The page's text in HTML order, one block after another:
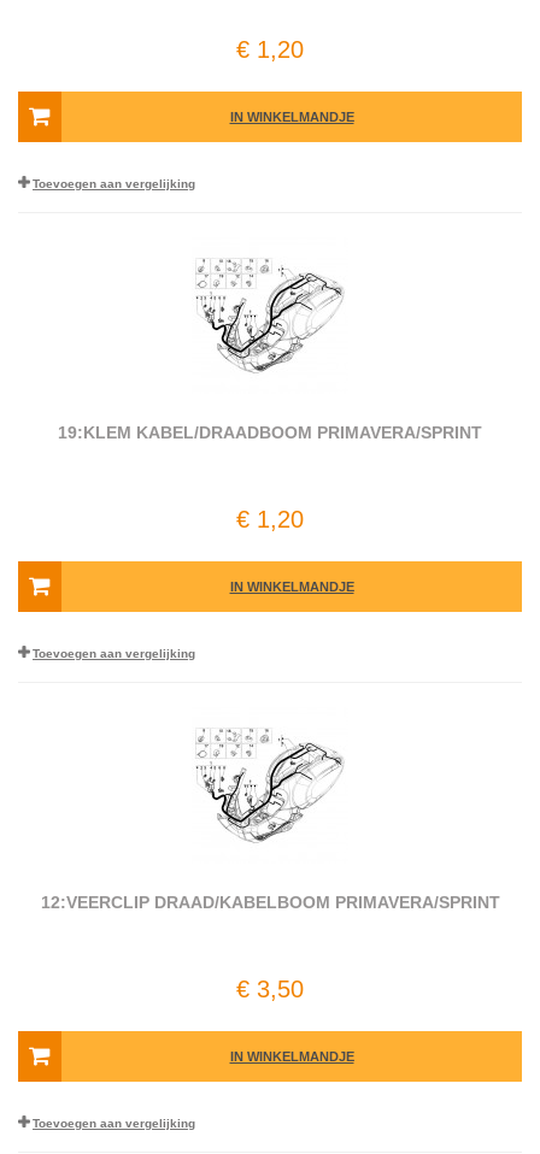
€ 1,20
IN WINKELMANDJE
Toevoegen aan vergelijking
19:KLEM KABEL/DRAADBOOM PRIMAVERA/SPRINT
€ 1,20
IN WINKELMANDJE
Toevoegen aan vergelijking
12:VEERCLIP DRAAD/KABELBOOM PRIMAVERA/SPRINT
€ 3,50
IN WINKELMANDJE
Toevoegen aan vergelijking